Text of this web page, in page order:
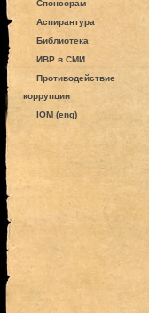
Спонсорам
Аспирантура
Библиотека
ИВР в СМИ
Противодействие
коррупции
IOM (eng)